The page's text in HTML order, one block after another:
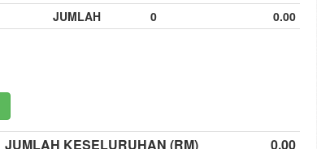
JUMLAH 0 0.00
JUMLAH KESELURUHAN (RM) 0.00